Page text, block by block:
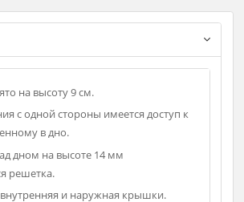
для дезинфекции материалов
для последующей утилизации.